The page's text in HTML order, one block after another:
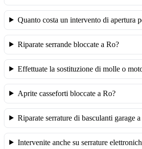
Quanto costa un intervento di apertura
Riparate serrande bloccate a Ro?
Effettuate la sostituzione di molle o
Aprite casseforti bloccate a Ro?
Riparate serrature di basculanti garage
Intervenite anche su serrature